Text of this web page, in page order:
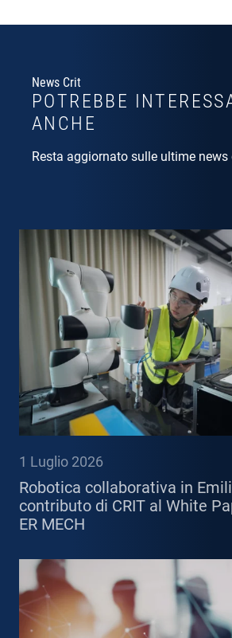
News Crit
POTREBBE
ANCHE
Resta aggiornato sulle ultime news
1 Luglio 2026
Robotica collaborativa in
contributo di CRIT al White
ER MECH